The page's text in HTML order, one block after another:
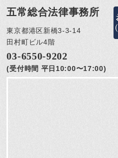
五常総合法律事務所
東京都港区新橋3-3-14
田村町ビル4階
03-6550-9202
(受付時間 平日10:00〜17:00)